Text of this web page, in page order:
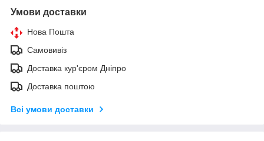
Умови доставки
Нова Пошта
Самовивіз
Доставка кур'єром Дніпро
Доставка поштою
Всі умови доставки